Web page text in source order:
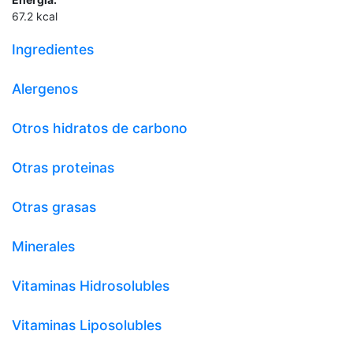
67.2 kcal
Ingredientes
Alergenos
Otros hidratos de carbono
Otras proteinas
Otras grasas
Minerales
Vitaminas Hidrosolubles
Vitaminas Liposolubles